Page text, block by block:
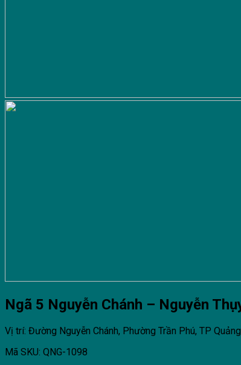
Ngã 5 Nguyễn Chánh – Nguyễn
Vị trí: Đường Nguyễn Chánh, Phường Trần Phú, TP
Mã SKU: QNG-1098